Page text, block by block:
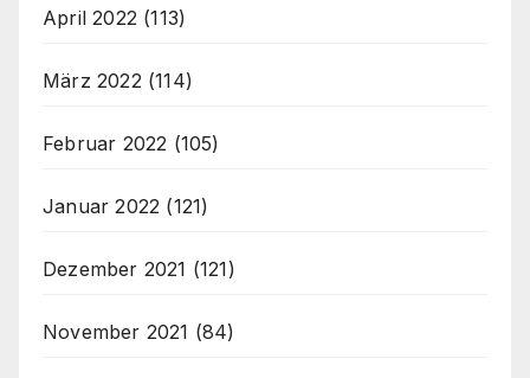
April 2022 (113)
März 2022 (114)
Februar 2022 (105)
Januar 2022 (121)
Dezember 2021 (121)
November 2021 (84)